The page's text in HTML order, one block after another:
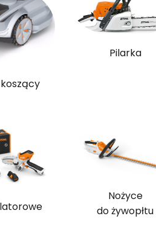
Pilarka
Nożyce
do żywopłtu